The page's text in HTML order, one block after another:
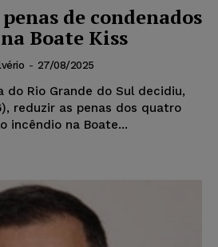
de condenados
Boate Kiss
- 27/08/2025
do Rio Grande do Sul decidiu,
reduzir as penas dos quatro
incêndio na Boate...